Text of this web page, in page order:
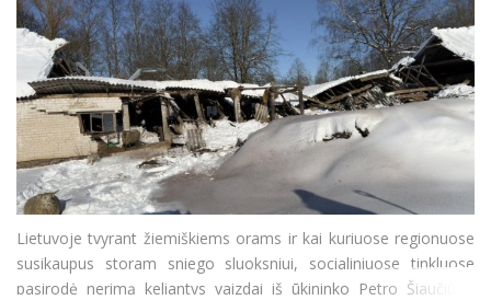
Lietuvoje tvyrant žiemiškiems orams ir kai kuriuose regionuose
susikaupus storam sniego sluoksniui, socialiniuose tinkluose
pasirodė nerimą keliantys vaizdai iš ūkininko Petro Šiaučiūno